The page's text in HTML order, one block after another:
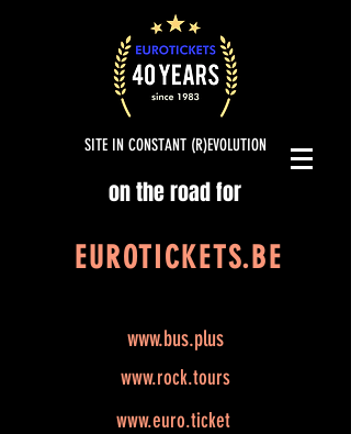
SITE IN CONSTANT (R)EVOLUTION
on the road for
EUROTICKETS.BE
www.bus.plus
www.rock.tours
www.euro.ticket